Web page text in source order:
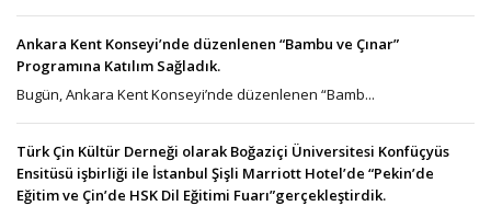
Ankara Kent Konseyi’nde düzenlenen “Bambu ve Çınar”
Programına Katılım Sağladık.
Bugün, Ankara Kent Konseyi’nde düzenlenen “Bamb...
Türk Çin Kültür Derneği olarak Boğaziçi Üniversitesi Konfüçyüs
Ensitüsü işbirliği ile İstanbul Şişli Marriott Hotel’de “Pekin’de
Eğitim ve Çin’de HSK Dil Eğitimi Fuarı”gerçekleştirdik.